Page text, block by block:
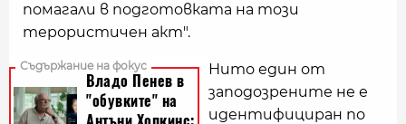
помагали в подготовката на този
терористичен акт".
Нито един от
заподозрените не е
идентифициран по